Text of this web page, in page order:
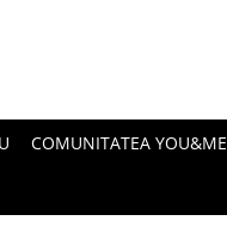
COMUNITATEA YOU&ME